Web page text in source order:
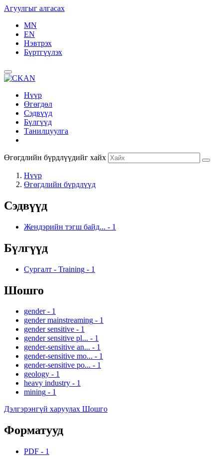
Агуулгыг алгасах
MN
EN
Нэвтрэх
Бүртгүүлэх
Нүүр
Өгөгдөл
Сэдвүүд
Бүлгүүд
Танилцуулга
Өгөгдлийн бүрдлүүдийг хайх
Нүүр
Өгөгдлийн бүрдлүүд
Сэдвүүд
Жендэрийн тэгш байд... - 1
Бүлгүүд
Сургалт - Training - 1
Шошго
gender - 1
gender mainstreaming - 1
gender sensitive - 1
gender sensitive pl... - 1
gender-sensitive an... - 1
gender-sensitive mo... - 1
gender-sensitive po... - 1
geology - 1
heavy industry - 1
mining - 1
Дэлгэрэнгүй харуулах Шошго
Форматууд
PDF - 1